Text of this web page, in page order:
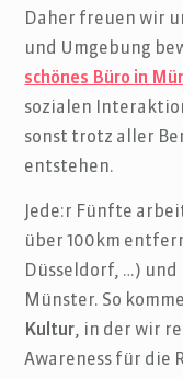
Daher freuen wir
und Umgebung
schönes Büro in
sozialen
sonst trotz aller
entstehen.
Jede:r Fünfte
über 100km
Düsseldorf, …)
Münster. So
Kultur, in der wir
Awareness für die